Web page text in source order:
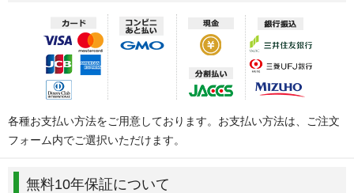
各種お支払い方法をご用意しております。お支払い方法は、ご注文
フォーム内でご選択いただけます。
無料10年保証について